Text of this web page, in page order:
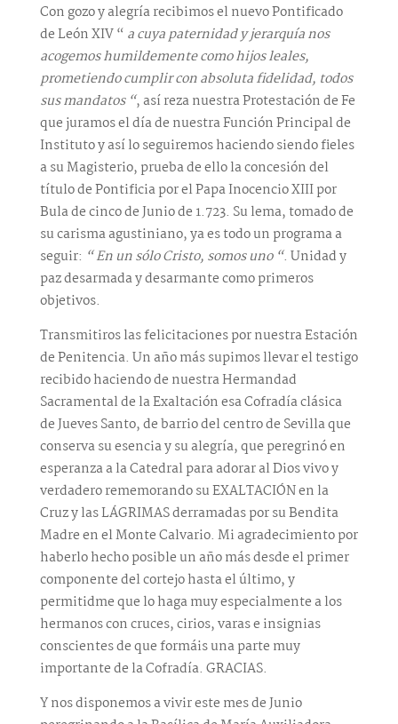
Con gozo y alegría recibimos el nuevo Pontificado
de León XIV “ a cuya paternidad y jerarquía nos
acogemos humildemente como hijos leales,
prometiendo cumplir con absoluta fidelidad, todos
sus mandatos “, así reza nuestra Protestación de Fe
que juramos el día de nuestra Función Principal de
Instituto y así lo seguiremos haciendo siendo fieles
a su Magisterio, prueba de ello la concesión del
título de Pontificia por el Papa Inocencio XIII por
Bula de cinco de Junio de 1.723. Su lema, tomado de
su carisma agustiniano, ya es todo un programa a
seguir: “ En un sólo Cristo, somos uno “. Unidad y
paz desarmada y desarmante como primeros
objetivos.
Transmitiros las felicitaciones por nuestra Estación
de Penitencia. Un año más supimos llevar el testigo
recibido haciendo de nuestra Hermandad
Sacramental de la Exaltación esa Cofradía clásica
de Jueves Santo, de barrio del centro de Sevilla que
conserva su esencia y su alegría, que peregrinó en
esperanza a la Catedral para adorar al Dios vivo y
verdadero rememorando su EXALTACIÓN en la
Cruz y las LÁGRIMAS derramadas por su Bendita
Madre en el Monte Calvario. Mi agradecimiento por
haberlo hecho posible un año más desde el primer
componente del cortejo hasta el último, y
permitidme que lo haga muy especialmente a los
hermanos con cruces, cirios, varas e insignias
conscientes de que formáis una parte muy
importante de la Cofradía. GRACIAS.
Y nos disponemos a vivir este mes de Junio